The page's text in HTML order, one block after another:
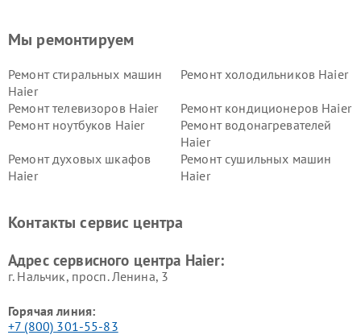
Мы ремонтируем
Ремонт стиральных машин
Haier
Ремонт холодильников Haier
Ремонт телевизоров Haier
Ремонт кондиционеров Haier
Ремонт ноутбуков Haier
Ремонт водонагревателей
Haier
Ремонт духовых шкафов
Haier
Ремонт сушильных машин
Haier
Ремонт роботов-пылесосов
Ремонт посудомоечных
Контакты сервис центра
Адрес сервисного центра Haier:
г. Нальчик, просп. Ленина, 3
Горячая линия:
+7 (800) 301-55-83